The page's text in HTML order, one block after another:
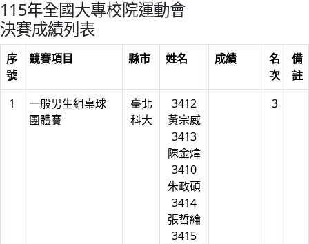
115年全國大專校院運動會
決賽成績列表
序
號
競賽項目 縣市 姓名 成績
名
次
備
註
1
一般男生組桌球
團體賽
臺北
科大
3412
黃宗威
3413
陳金煒
3410
朱政碩
3414
張哲綸
3415
3